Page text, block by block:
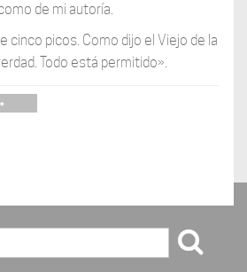
de mi autoría.
cinco picos. Como dijo el Viejo de la
Todo está permitido».